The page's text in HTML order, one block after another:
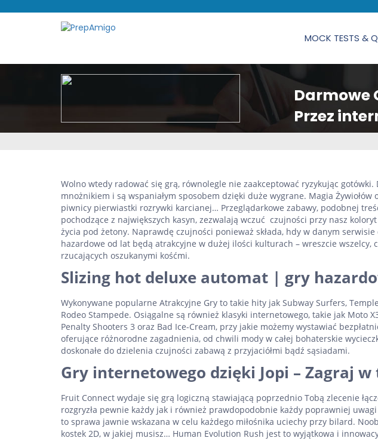
MOCK TESTS &
Darmowe
Przez
Wolno wtedy radować się grą, równolegle nie zaakceptować ryzykując
mnożnikiem i są wspaniałym sposobem dzięki duże wygrane. Magia Żywiołów
piwnicy pierwiastki rozrywki karcianej… Przeglądarkowe zabawy, podobnej
pochodzące z największych kasyn, zezwalają wczuć czujności przy nasz
życia pod żetony. Naprawdę czujności ponieważ składa, hdy w danym
hazardowe od lat będą atrakcyjne w dużej ilości kulturach – wreszcie wszelcy,
rzucających oszukanymi kośćmi.
Slizing hot deluxe automat | gry
Wykonywane popularne Atrakcyjne Gry to takie hity jak Subway Surfers,
Rodeo Stampede. Osiągalne są również klasyki internetowego, takie jak Moto
Penalty Shooters 3 oraz Bad Ice-Cream, przy jakie możemy wystawiać
oferujące różnorodne zagadnienia, od chwili mody w całej bohaterskie
doskonałe do dzielenia czujności zabawą z przyjaciółmi bądź sąsiadami.
Gry internetowego dzięki Jopi – Zagraj
Fruit Connect wydaje się grą logiczną stawiającą poprzednio Tobą zlecenie
rozgryzła pewnie każdy jak i również prawdopodobnie każdy poprawniej
to sprawa jawnie wskazana w celu każdego miłośnika uciechy przy bilard.
kostek 2D, w jakiej musisz… Human Evolution Rush jest to wyjątkowa i